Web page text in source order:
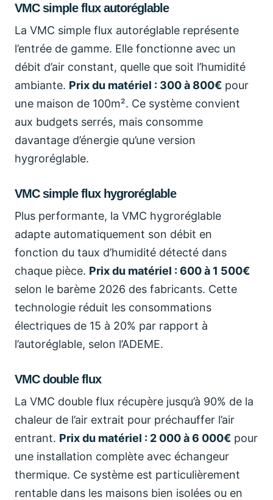
VMC simple flux autoréglable
La VMC simple flux autoréglable représente
l’entrée de gamme. Elle fonctionne avec un
débit d’air constant, quelle que soit l’humidité
ambiante. Prix du matériel : 300 à 800€ pour
une maison de 100m². Ce système convient
aux budgets serrés, mais consomme
davantage d’énergie qu’une version
hygroréglable.
VMC simple flux hygroréglable
Plus performante, la VMC hygroréglable
adapte automatiquement son débit en
fonction du taux d’humidité détecté dans
chaque pièce. Prix du matériel : 600 à 1 500€
selon le barème 2026 des fabricants. Cette
technologie réduit les consommations
électriques de 15 à 20% par rapport à
l’autoréglable, selon l’ADEME.
VMC double flux
La VMC double flux récupère jusqu’à 90% de la
chaleur de l’air extrait pour préchauffer l’air
entrant. Prix du matériel : 2 000 à 6 000€ pour
une installation complète avec échangeur
thermique. Ce système est particulièrement
rentable dans les maisons bien isolées ou en